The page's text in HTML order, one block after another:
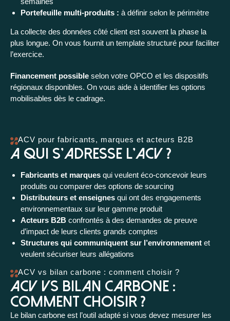
Portefeuille multi-produits : à définir selon le périmètre
La collecte des données côté client est souvent la phase la
plus longue. On vous fournit un template structuré pour faciliter
l’exercice.
Financement possible selon votre OPCO et les dispositifs
régionaux disponibles. On vous aide à identifier les options
mobilisables dès le cadrage.
ACV pour fabricants, marques et acteurs B2B
A qui s'adresse l'ACV ?
Fabricants et marques qui veulent éco-concevoir leurs
produits ou comparer des options de sourcing
Distributeurs et enseignes qui ont des engagements
environnementaux sur leur gamme produit
Acteurs B2B confrontés à des demandes de preuve
d’impact de leurs clients grands comptes
Structures qui communiquent sur l’environnement et
veulent sécuriser leurs allégations
ACV vs bilan carbone : comment choisir ?
ACV vs bilan carbone :
comment choisir ?
Le bilan carbone est l’outil adapté si vous devez mesurer les